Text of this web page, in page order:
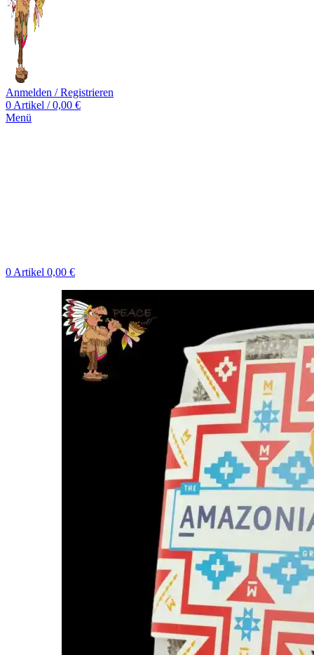
Anmelden / Registrieren
0 Artikel / 0,00 €
Menü
0 Artikel 0,00 €